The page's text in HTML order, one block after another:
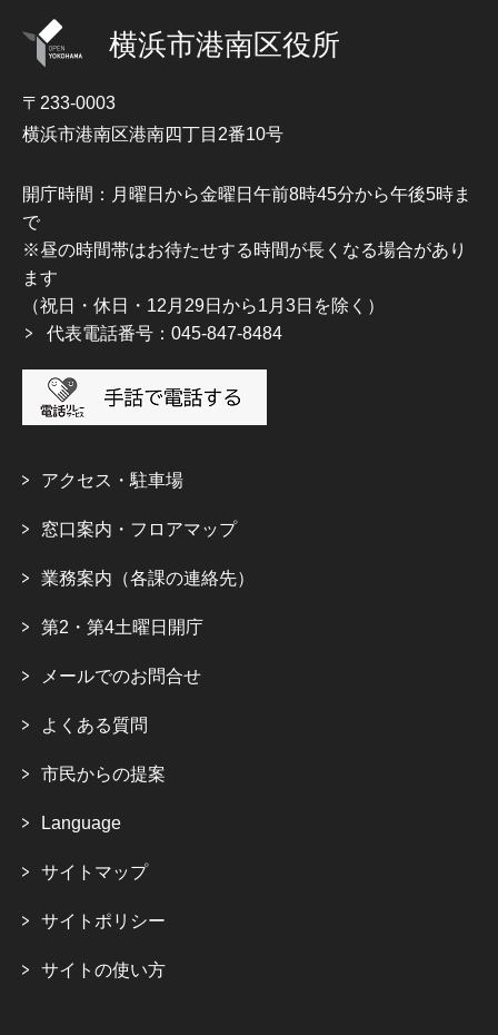
横浜市港南区役所
〒233-0003
横浜市港南区港南四丁目2番10号
開庁時間：月曜日から金曜日午前8時45分から午後5時ま
で
※昼の時間帯はお待たせする時間が長くなる場合があり
ます
（祝日・休日・12月29日から1月3日を除く）
代表電話番号：045-847-8484
アクセス・駐車場
窓口案内・フロアマップ
業務案内（各課の連絡先）
第2・第4土曜日開庁
メールでのお問合せ
よくある質問
市民からの提案
Language
サイトマップ
サイトポリシー
サイトの使い方